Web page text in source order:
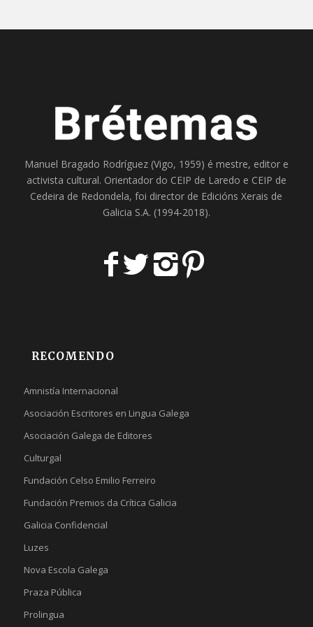
Manuel Bragado Rodríguez (Vigo, 1959) é mestre, editor e
activista cultural. Orientador do CEIP de Laredo e CEIP de
Cedeira de Redondela, foi director de Edicións Xerais de
Galicia S.A. (1994-2018).
RECOMENDO
Amnistía Internacional
Asociación Escritores en Lingua Galega
Asociación Galega de Editores
Culturgal
Fundación Celso Emilio Ferreiro
Fundación Premios da Crítica Galicia
Galicia Confidencial
Luzes
Nova Escola Galega
Praza Pública
Prolingua